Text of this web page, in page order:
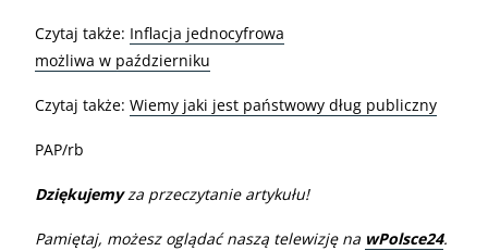
Czytaj także: Inflacja jednocyfrowa
możliwa w październiku
Czytaj także: Wiemy jaki jest państwowy dług publiczny
PAP/rb
Dziękujemyza przeczytanie artykułu!
Pamiętaj, możesz oglądać naszą telewizję na wPolsce24.